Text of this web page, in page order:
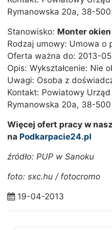
Rymanowska 20a, 38-
Stanowisko: Monter okien
Rodzaj umowy: Umowa o
Oferta ważna do: 2013-
Opis: Wykształcenie: Nie
Uwagi: Osoba z
Kontakt: Powiatowy
Rymanowska 20a, 38-
Więcej ofert pracy w
na Podkarpacie24.pl
źródło: PUP w Sanoku
foto: sxc.hu / fotocromo
19-04-2013